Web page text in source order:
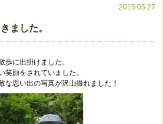
2015.05.27
ました。
歩に出掛けました。
笑顔をされていました。
な思い出の写真が沢山撮れました！